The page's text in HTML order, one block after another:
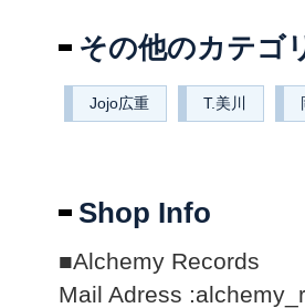
その他のカテゴ
Jojo広重 T.美川
Shop Info
■Alchemy Records
Mail Adress